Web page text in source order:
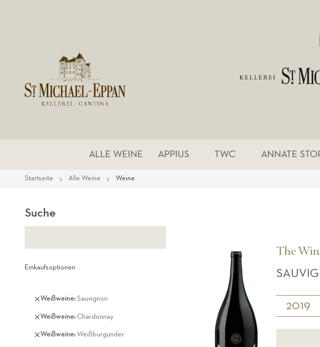
ALLE WEINE APPIUS TWC ANNATE
Startseite Alle Weine Weine
The
2019
Suche
Einkaufsoptionen
Weißweine Sauvignon
Diesen
entfernen
Weißweine Chardonnay
Diesen
entfernen
Weißweine Weißburgunder
Diesen